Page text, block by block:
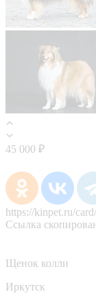
45 000 ₽
https://kinpet.ru/
Ссылка
Щенок колли
Иркутск